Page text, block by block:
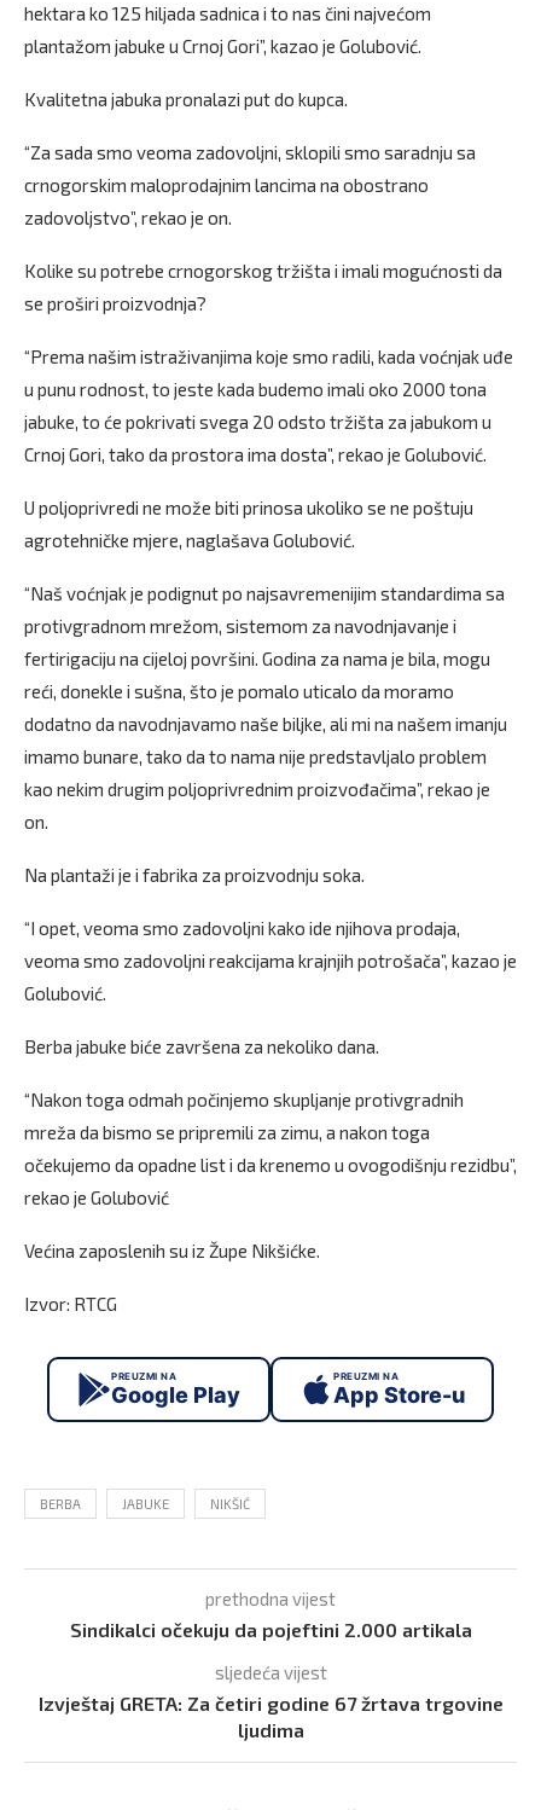
hektara ko 125 hiljada sadnica i to nas čini najvećom
plantažom jabuke u Crnoj Gori”, kazao je Golubović.
Kvalitetna jabuka pronalazi put do kupca.
“Za sada smo veoma zadovoljni, sklopili smo saradnju sa
crnogorskim maloprodajnim lancima na obostrano
zadovoljstvo”, rekao je on.
Kolike su potrebe crnogorskog tržišta i imali mogućnosti da
se proširi proizvodnja?
“Prema našim istraživanjima koje smo radili, kada voćnjak uđe
u punu rodnost, to jeste kada budemo imali oko 2000 tona
jabuke, to će pokrivati svega 20 odsto tržišta za jabukom u
Crnoj Gori, tako da prostora ima dosta”, rekao je Golubović.
U poljoprivredi ne može biti prinosa ukoliko se ne poštuju
agrotehničke mjere, naglašava Golubović.
“Naš voćnjak je podignut po najsavremenijim standardima sa
protivgradnom mrežom, sistemom za navodnjavanje i
fertirigaciju na cijeloj površini. Godina za nama je bila, mogu
reći, donekle i sušna, što je pomalo uticalo da moramo
dodatno da navodnjavamo naše biljke, ali mi na našem imanju
imamo bunare, tako da to nama nije predstavljalo problem
kao nekim drugim poljoprivrednim proizvođačima”, rekao je
on.
Na plantaži je i fabrika za proizvodnju soka.
“I opet, veoma smo zadovoljni kako ide njihova prodaja,
veoma smo zadovoljni reakcijama krajnjih potrošača”, kazao je
Golubović.
Berba jabuke biće završena za nekoliko dana.
“Nakon toga odmah počinjemo skupljanje protivgradnih
mreža da bismo se pripremili za zimu, a nakon toga
očekujemo da opadne list i da krenemo u ovogodišnju rezidbu”,
rekao je Golubović
Većina zaposlenih su iz Župe Nikšićke.
Izvor: RTCG
PREUZMI NA
Google Play
PREUZMI NA
App Store-u
BERBA JABUKE NIKŠIĆ
prethodna vijest
Sindikalci očekuju da pojeftini 2.000 artikala
sljedeća vijest
Izvještaj GRETA: Za četiri godine 67 žrtava trgovine
ljudima